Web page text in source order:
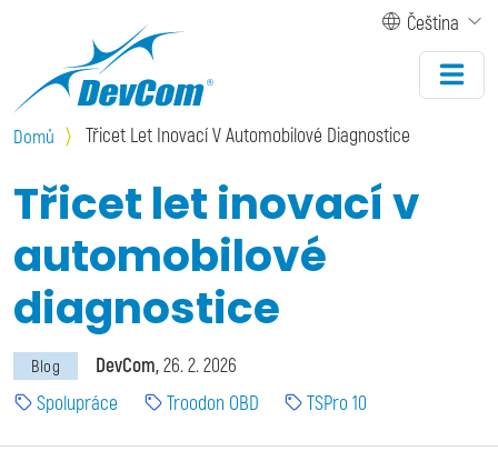
Čeština
Domů Třicet Let Inovací V Automobilové Diagnostice
Třicet let inovací v
automobilové
diagnostice
Blog DevCom 26. 2. 2026
Spolupráce
Troodon OBD TSPro 10